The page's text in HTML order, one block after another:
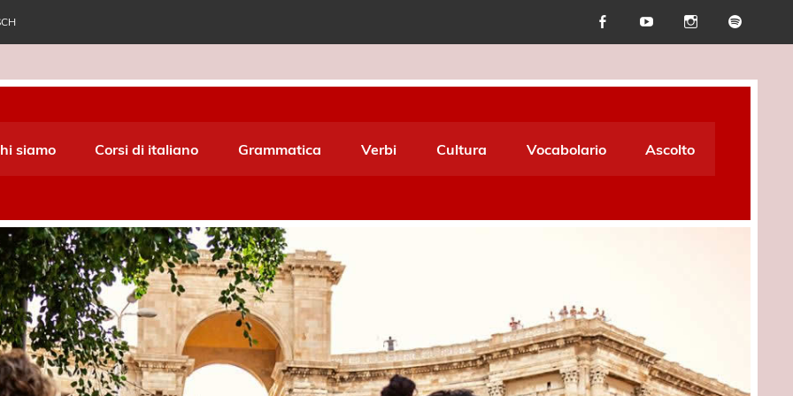
World Italiano
siamo Corsi di italiano Grammatica Verbi Cultura Vocabolario Ascolto